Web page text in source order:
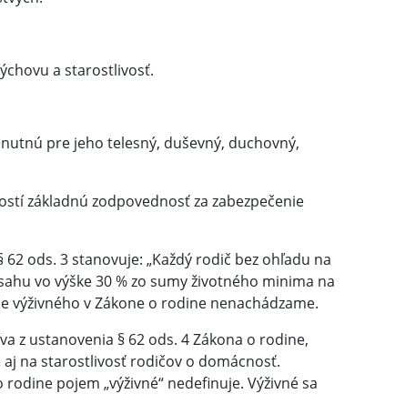
a starostlivosť.
pre jeho telesný, duševný, duchovný,
základnú zodpovednosť za zabezpečenie
ods. 3 stanovuje: „Každý rodič bez ohľadu na
vo výške 30 % zo sumy životného minima na
v Zákone o rodine nenachádzame.
z ustanovenia § 62 ods. 4 Zákona o rodine,
na starostlivosť rodičov o domácnosť.
pojem „výživné“ nedefinuje. Výživné sa